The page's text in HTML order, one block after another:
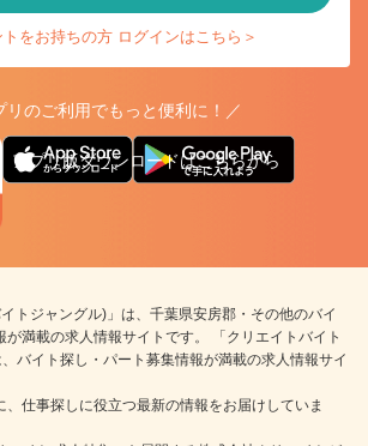
トをお持ちの方 ログインはこちら＞
リのご利用でもっと便利に！／
アプリ版ダウンロードはこちらから
イトジャングル)」は、千葉県安房郡・その他のバイ
が満載の求人情報サイトです。 「クリエイトバイト
バイト探し・パート募集情報が満載の求人情報サイ
仕事探しに役立つ最新の情報をお届けしていま